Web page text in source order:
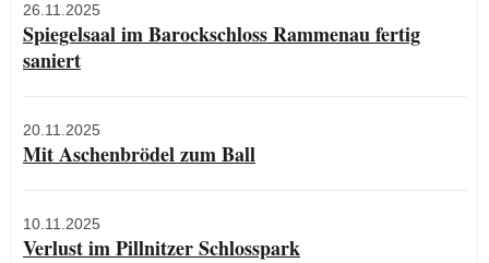
26.11.2025
Spiegelsaal im Barockschloss Rammenau fertig
saniert
20.11.2025
Mit Aschenbrödel zum Ball
10.11.2025
Verlust im Pillnitzer Schlosspark